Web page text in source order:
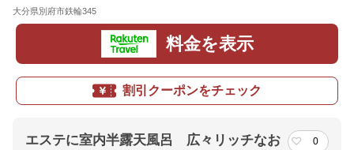
大分県別府市鉄輪345
料金を表示
割引クーポンをチェック
エステに室内半露天風呂 広々リッチなお
0